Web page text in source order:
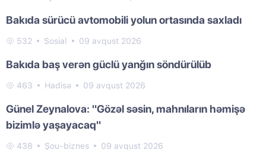
Bakıda sürücü avtomobili yolun ortasında saxladı
532 Sosial 09 avqust 2026
Bakıda baş verən güclü yanğın söndürülüb
463 Hadisə 09 avqust 2026
Günel Zeynalova: "Gözəl səsin, mahnıların həmişə
bizimlə yaşayacaq"
438 Şou-biznes 09 avqust 2026